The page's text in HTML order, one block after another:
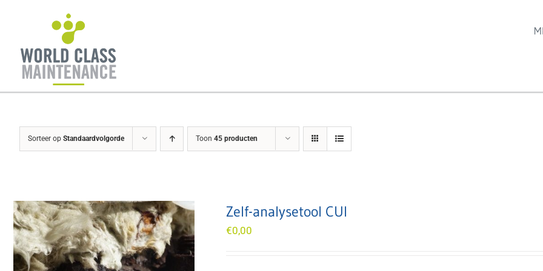
Sorteer op Standaardvolgorde Toon 45 producten
Zelf-analysetool CUI
€0,00